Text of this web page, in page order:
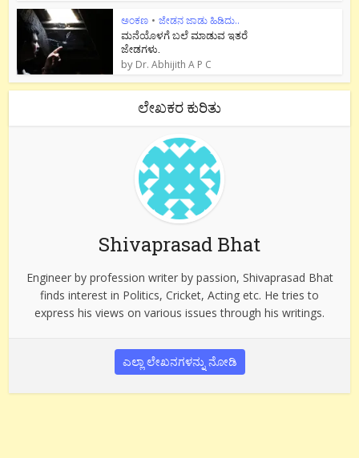
ಅಂಕಣ • ಜೇಡನ ಜಾಡು ಹಿಡಿದು..
ಮನೆಯೊಳಗೆ ಬಲೆ ಮಾಡುವ ಇತರೆ
ಜೇಡಗಳು.
by Dr. Abhijith A P C
ಲೇಖಕರ ಕುರಿತು
Shivaprasad Bhat
Engineer by profession writer by passion, Shivaprasad Bhat
finds interest in Politics, Cricket, Acting etc. He tries to
express his views on various issues through his writings.
ಎಲ್ಲಾ ಲೇಖನಗಳನ್ನು ನೋಡಿ